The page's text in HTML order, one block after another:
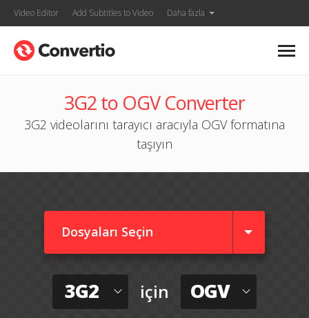
Video Editor Add Subtitles to Video Daha fazla
3G2 to OGV Converter
3G2 videolarını tarayıcı aracıyla OGV formatına
taşıyın
Dosyaları Seçin
3G2 için OGV